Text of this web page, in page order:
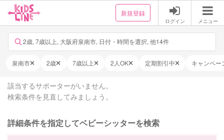
新規登録
ログイン メニュー
2歳, 7歳以上, 大阪府泉南市, 日付・時間を選択, 他14件
泉南市 2歳 7歳以上 2人OK 定期割引中 キャンペー
該当するサポーターがいません。
検索条件を見直してみましょう。
詳細条件を指定してベビーシッターを検索